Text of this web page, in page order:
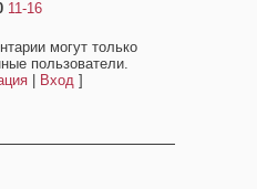
11-16
могут только
пользователи.
| Вход]